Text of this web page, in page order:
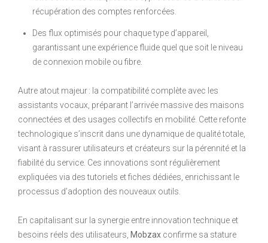
récupération des comptes renforcées.
Des flux optimisés pour chaque type d’appareil,
garantissant une expérience fluide quel que soit le niveau
de connexion mobile ou fibre.
Autre atout majeur : la compatibilité complète avec les
assistants vocaux, préparant l’arrivée massive des maisons
connectées et des usages collectifs en mobilité. Cette refonte
technologique s’inscrit dans une dynamique de qualité totale,
visant à rassurer utilisateurs et créateurs sur la pérennité et la
fiabilité du service. Ces innovations sont régulièrement
expliquées via des tutoriels et fiches dédiées, enrichissant le
processus d’adoption des nouveaux outils.
En capitalisant sur la synergie entre innovation technique et
besoins réels des utilisateurs, Mobzax confirme sa stature